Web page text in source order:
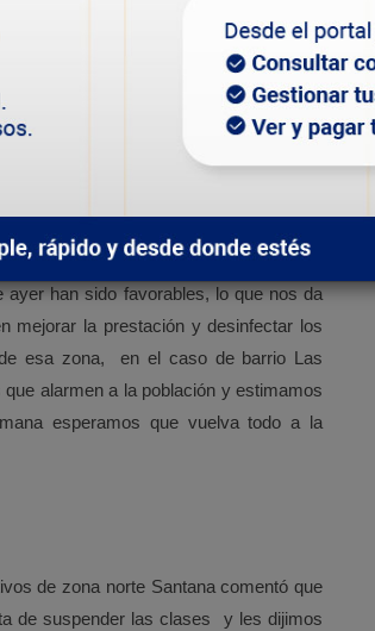
vez en 33 años que nos ocurre
y continuar con investigaciones sin
sur, el gerente comentó que “en zona
han sido favorables, lo que nos da
mejorar la prestación y desinfectar los
esa zona, en el caso de barrio Las
alarmen a la población y estimamos
esperamos que vuelva todo a la
de zona norte Santana comentó que
de suspender las clases y les dijimos